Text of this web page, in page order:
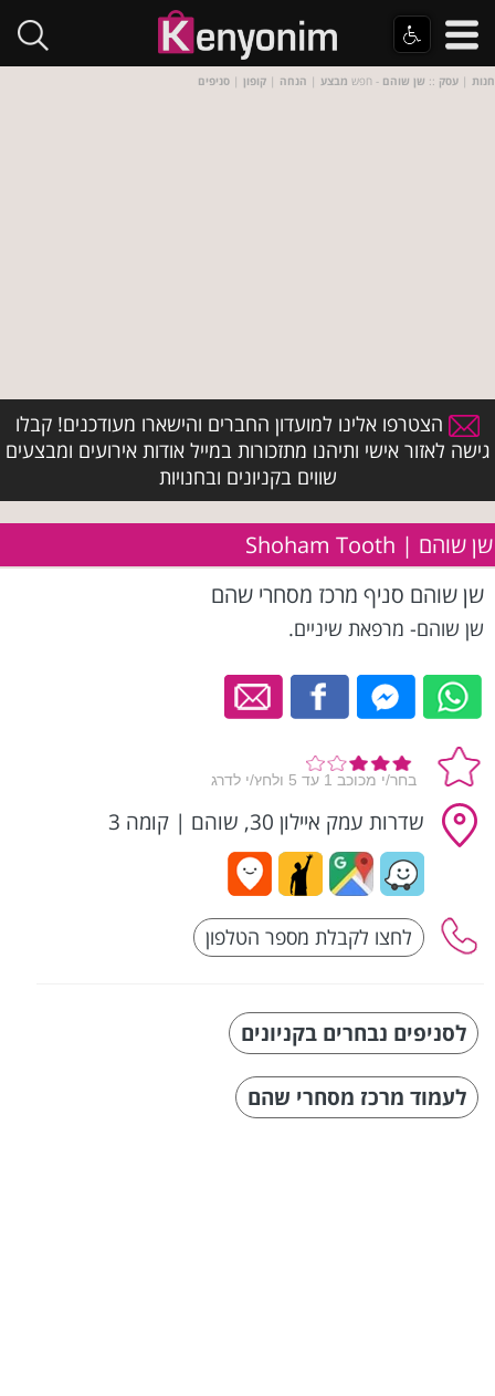
חנות | עסק :: שן שוהם - חפש מבצע | הנחה | קופון | סניפים
הצטרפו אלינו למועדון החברים והישארו מעודכנים! קבלו
גישה לאזור אישי ותיהנו מתזכורות במייל אודות אירועים ומבצעים
שווים בקניונים ובחנויות
שן שוהם | Shoham Tooth
שן שוהם סניף מרכז מסחרי שהם
שן שוהם- מרפאת שיניים.
שדרות עמק איילון 30, שוהם | קומה 3
לסניפים נבחרים בקניונים
לעמוד מרכז מסחרי שהם